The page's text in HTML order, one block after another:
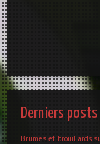
Derniers
Brumes et brouillards